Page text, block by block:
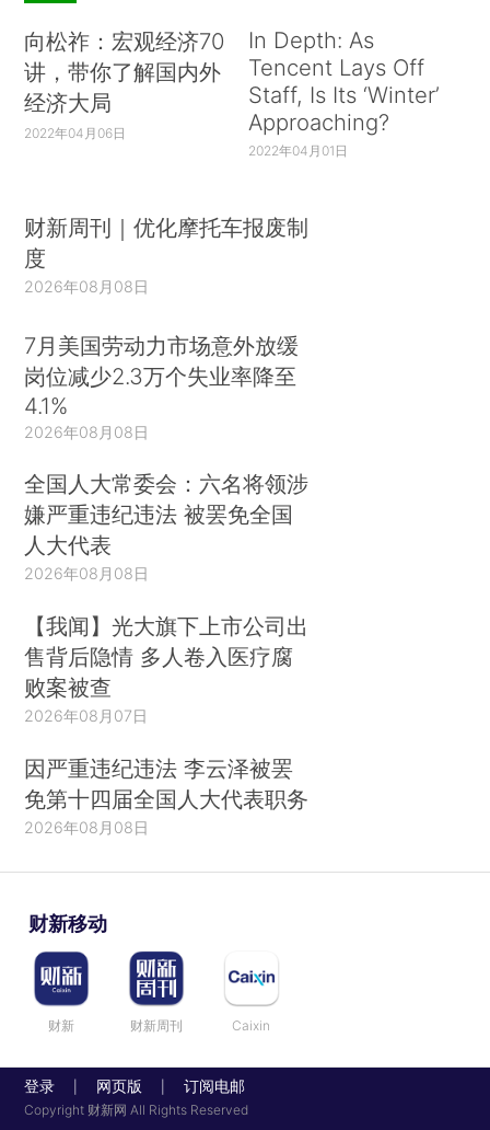
向松祚：宏观经济70
讲，带你了解国内外
经济大局
2022年04月06日
In Depth: As
Tencent Lays Off
Staff, Is Its ‘Winter’
Approaching?
2022年04月01日
财新周刊｜优化摩托车报废制
度
2026年08月08日
7月美国劳动力市场意外放缓
岗位减少2.3万个失业率降至
4.1%
2026年08月08日
全国人大常委会：六名将领涉
嫌严重违纪违法 被罢免全国
人大代表
2026年08月08日
【我闻】光大旗下上市公司出
售背后隐情 多人卷入医疗腐
败案被查
2026年08月07日
因严重违纪违法 李云泽被罢
免第十四届全国人大代表职务
2026年08月08日
财新移动
财新 财新周刊 Caixin
登录 网页版 订阅电邮
Copyright 财新网 All Rights Reserved